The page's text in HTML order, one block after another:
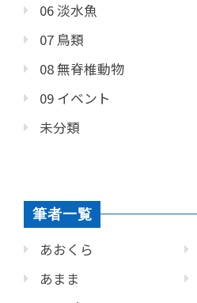
06 淡水魚
07 鳥類
08 無脊椎動物
09 イベント
未分類
筆者一覧
あおくら
あまま